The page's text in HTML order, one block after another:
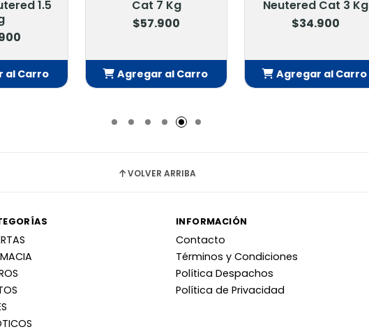
1.5
al Carro
Cat 7 Kg
$57.900
Agregar al Carro
Neutered Cat 3 Kg
$34.900
Agregar al Carro
VOLVER ARRIBA
INFORMACIÓN
Contacto
Términos y Condiciones
Política Despachos
Política de Privacidad